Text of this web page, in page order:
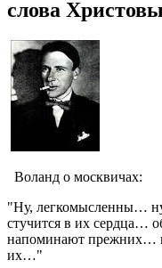
слова Христовы
Воланд о москвичах:
"Ну, легкомысленны…
стучится в их сердца…
напоминают прежних…
их…"